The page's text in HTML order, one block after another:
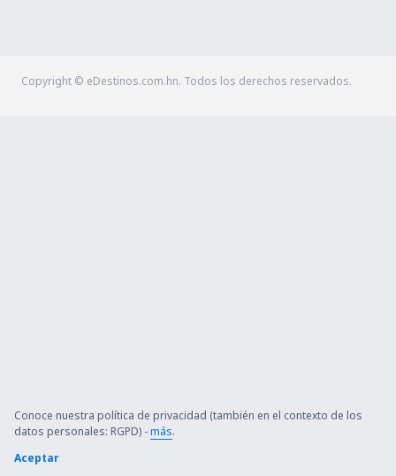
Copyright © eDestinos.com.hn. Todos los derechos reservados.
Conoce nuestra política de privacidad (también en el contexto de los
datos personales: RGPD) -más.
Aceptar